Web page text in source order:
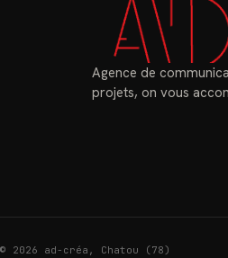
Agence de
projets, on vous
© 2026 ad-créa, Chatou (78)